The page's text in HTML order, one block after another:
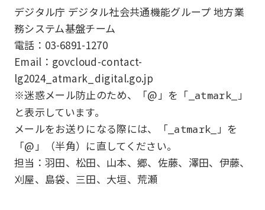
デジタル庁 デジタル社会共通機能グループ 地方業
務システム基盤チーム
電話：03-6891-1270
Email：govcloud-contact-
lg2024_atmark_digital.go.jp
※迷惑メール防止のため、「@」を「 _atmark_ 」
と表示しています。
メールをお送りになる際には、「 _atmark_ 」を
「@」（半角）に直してください。
担当：羽田、松田、山本、郷、佐藤、澤田、伊藤、
刈屋、島袋、三田、大垣、荒瀬